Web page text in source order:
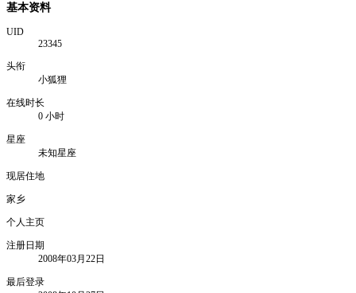
基本资料
UID
23345
头衔
小狐狸
在线时长
0 小时
星座
未知星座
现居住地
家乡
个人主页
注册日期
2008年03月22日
最后登录